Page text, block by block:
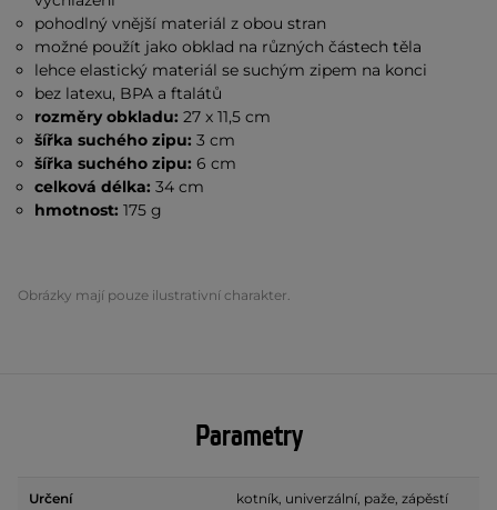
pohodlný vnější materiál z obou stran
možné použít jako obklad na různých částech těla
lehce elastický materiál se suchým zipem na konci
bez latexu, BPA a ftalátů
rozměry obkladu:27 x 11,5 cm
šířka suchého zipu:3 cm
šířka suchého zipu:6 cm
celková délka: 34 cm
hmotnost: 175 g
Obrázky mají pouze ilustrativní charakter.
Parametry
Určení kotník, univerzální, paže, zápěstí